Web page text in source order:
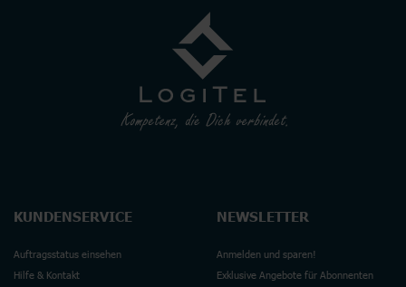
KUNDENSERVICE
Auftragsstatus einsehen
Hilfe & Kontakt
NEWSLETTER
Anmelden und sparen!
Exklusive Angebote für Abonnenten